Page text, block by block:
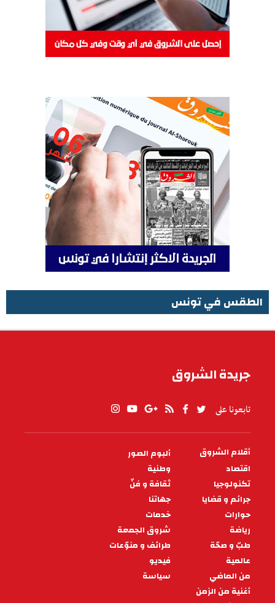
الطقس في تونس
جريدة الشروق
تابعونا على
PIED
DE
PAGE
أقلام الشروق
ألبوم الصور
اقتصاد
وطنية
تكنولوجيا
ثقافة و فنّ
جرائم و قضايا
جهاتنا
حوارات
خدمات
رياضة
شروق الجمعة
طبّ و صحّة
طرائف و منوّعات
عالمية
فيديو
من الماضي
سياسة
أغنية من الزمن